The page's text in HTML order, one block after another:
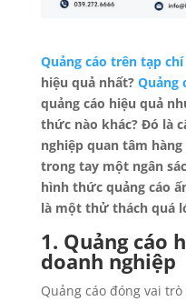
Quảng cáo trên tạp chí
hiệu quả nhất? Quảng
quảng cáo hiệu quả
thức nào khác? Đó là
nghiệp quan tâm
trong tay một ngân
hình thức quảng cáo
là một thử thách quá
1. Quảng cáo
doanh nghiệp
Quảng cáo đóng vai